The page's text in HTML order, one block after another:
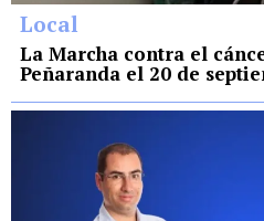
Local
La Marcha contra el
Peñaranda el 20 de